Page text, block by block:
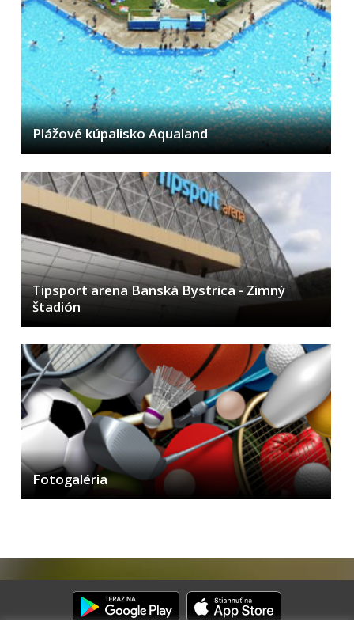
Plážové kúpalisko Aqualand
Tipsport arena Banská Bystrica - Zimný
štadión
Fotogaléria